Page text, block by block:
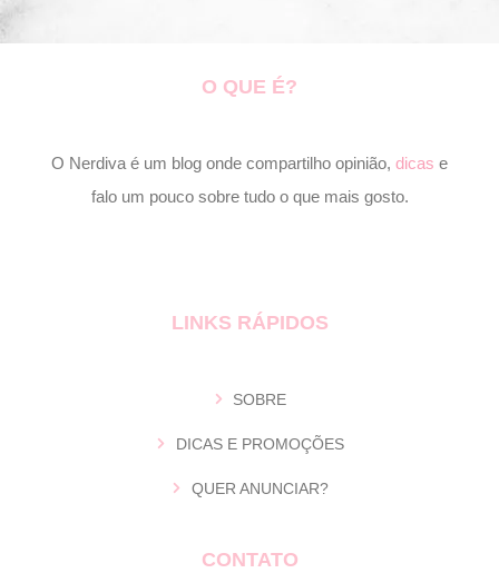
O QUE É?
O Nerdiva é um blog onde compartilho opinião, dicas e
falo um pouco sobre tudo o que mais gosto.
LINKS RÁPIDOS
SOBRE
DICAS E PROMOÇÕES
QUER ANUNCIAR?
CONTATO